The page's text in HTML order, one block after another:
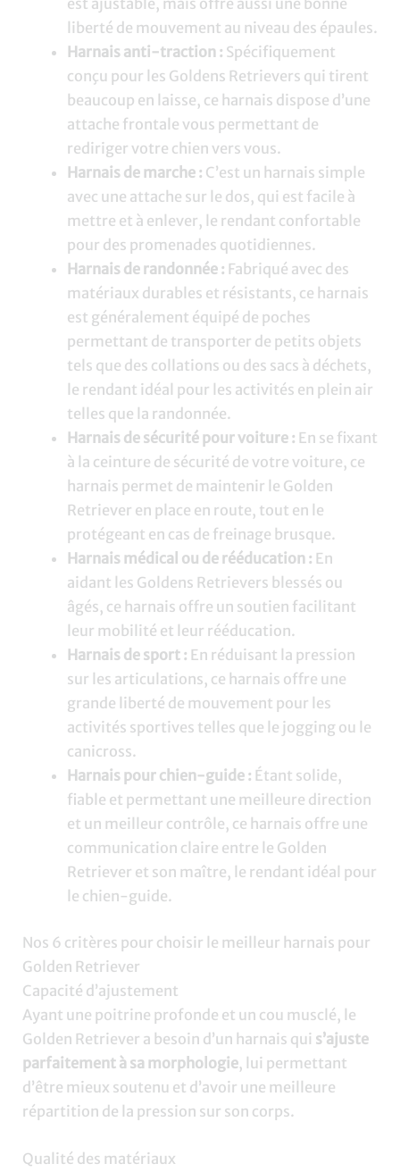
liberté de mouvement au niveau des épaules.
Harnais anti-traction : Spécifiquement
conçu pour les Goldens Retrievers qui tirent
beaucoup en laisse, ce harnais dispose d’une
attache frontale vous permettant de
rediriger votre chien vers vous.
Harnais de marche : C’est un harnais simple
avec une attache sur le dos, qui est facile à
mettre et à enlever, le rendant confortable
pour des promenades quotidiennes.
Harnais de randonnée : Fabriqué avec des
matériaux durables et résistants, ce harnais
est généralement équipé de poches
permettant de transporter de petits objets
tels que des collations ou des sacs à déchets,
le rendant idéal pour les activités en plein air
telles que la randonnée.
Harnais de sécurité pour voiture : En se fixant
à la ceinture de sécurité de votre voiture, ce
harnais permet de maintenir le Golden
Retriever en place en route, tout en le
protégeant en cas de freinage brusque.
Harnais médical ou de rééducation : En
aidant les Goldens Retrievers blessés ou
âgés, ce harnais offre un soutien facilitant
leur mobilité et leur rééducation.
Harnais de sport : En réduisant la pression
sur les articulations, ce harnais offre une
grande liberté de mouvement pour les
activités sportives telles que le jogging ou le
canicross.
Harnais pour chien-guide : Étant solide,
fiable et permettant une meilleure direction
et un meilleur contrôle, ce harnais offre une
communication claire entre le Golden
Retriever et son maître, le rendant idéal pour
le chien-guide.
Nos 6 critères pour choisir le meilleur harnais pour
Golden Retriever
Capacité d’ajustement
Ayant une poitrine profonde et un cou musclé, le
Golden Retriever a besoin d’un harnais qui s’ajuste
parfaitement à sa morphologie, lui permettant
d’être mieux soutenu et d’avoir une meilleure
répartition de la pression sur son corps.
Qualité des matériaux